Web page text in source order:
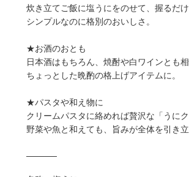
炊き立てご飯に塩うにをのせて、握るだけ
シンプルなのに格別のおいしさ。
★お酒のおとも
日本酒はもちろん、焼酎や白ワインとも相
ちょっとした晩酌の格上げアイテムに。
★パスタや和え物に
クリームパスタに絡めれば贅沢な「うにク
野菜や魚と和えても、旨みが全体を引き立
─────